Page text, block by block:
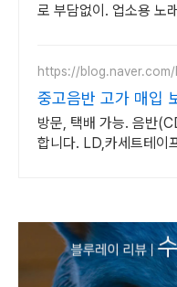
로 부담없이. 업소용 노
https://blog.naver.com/
중고음반 고가 매입
가능
방문, 택배 가능. 음반(CD,LP,DVD,Tape)을 고가에 매입
합니다. LD,카세트테이